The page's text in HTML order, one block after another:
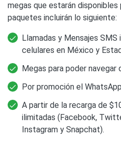
megas que estarán
paquetes incluirán lo siguiente:
Llamadas y Mensajes
celulares en México y
Megas para poder
Por promoción el
A partir de la recarga de
ilimitadas (Facebook,
Instagram y Snapchat).